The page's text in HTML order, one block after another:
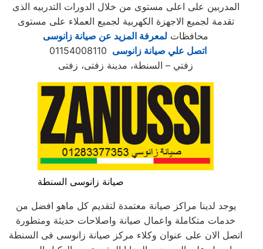
المدربين على اعلى مستوى من خلال الدورات التدربيه الذى
تقدمة لجميع الاجهزة الكهربية لجميع العملاء على مستوى
محافظات لمعرفة المزيد عن صيانة زانوسى
اتصل علي صيانة زانوسى
زفتي – السنطة، مدينة زفتى، زفتى
صيانة زانوسى السنطة
يوجد لدينا مراكز صيانة معتمدة لتقديم كل ماهو افضل من
خدمات متكاملة واعمال صيانة واصلاحات حديثة ومتطورة
اتصل الان على عنوان وكلاء مركز صيانة زانوسى فى السنطة